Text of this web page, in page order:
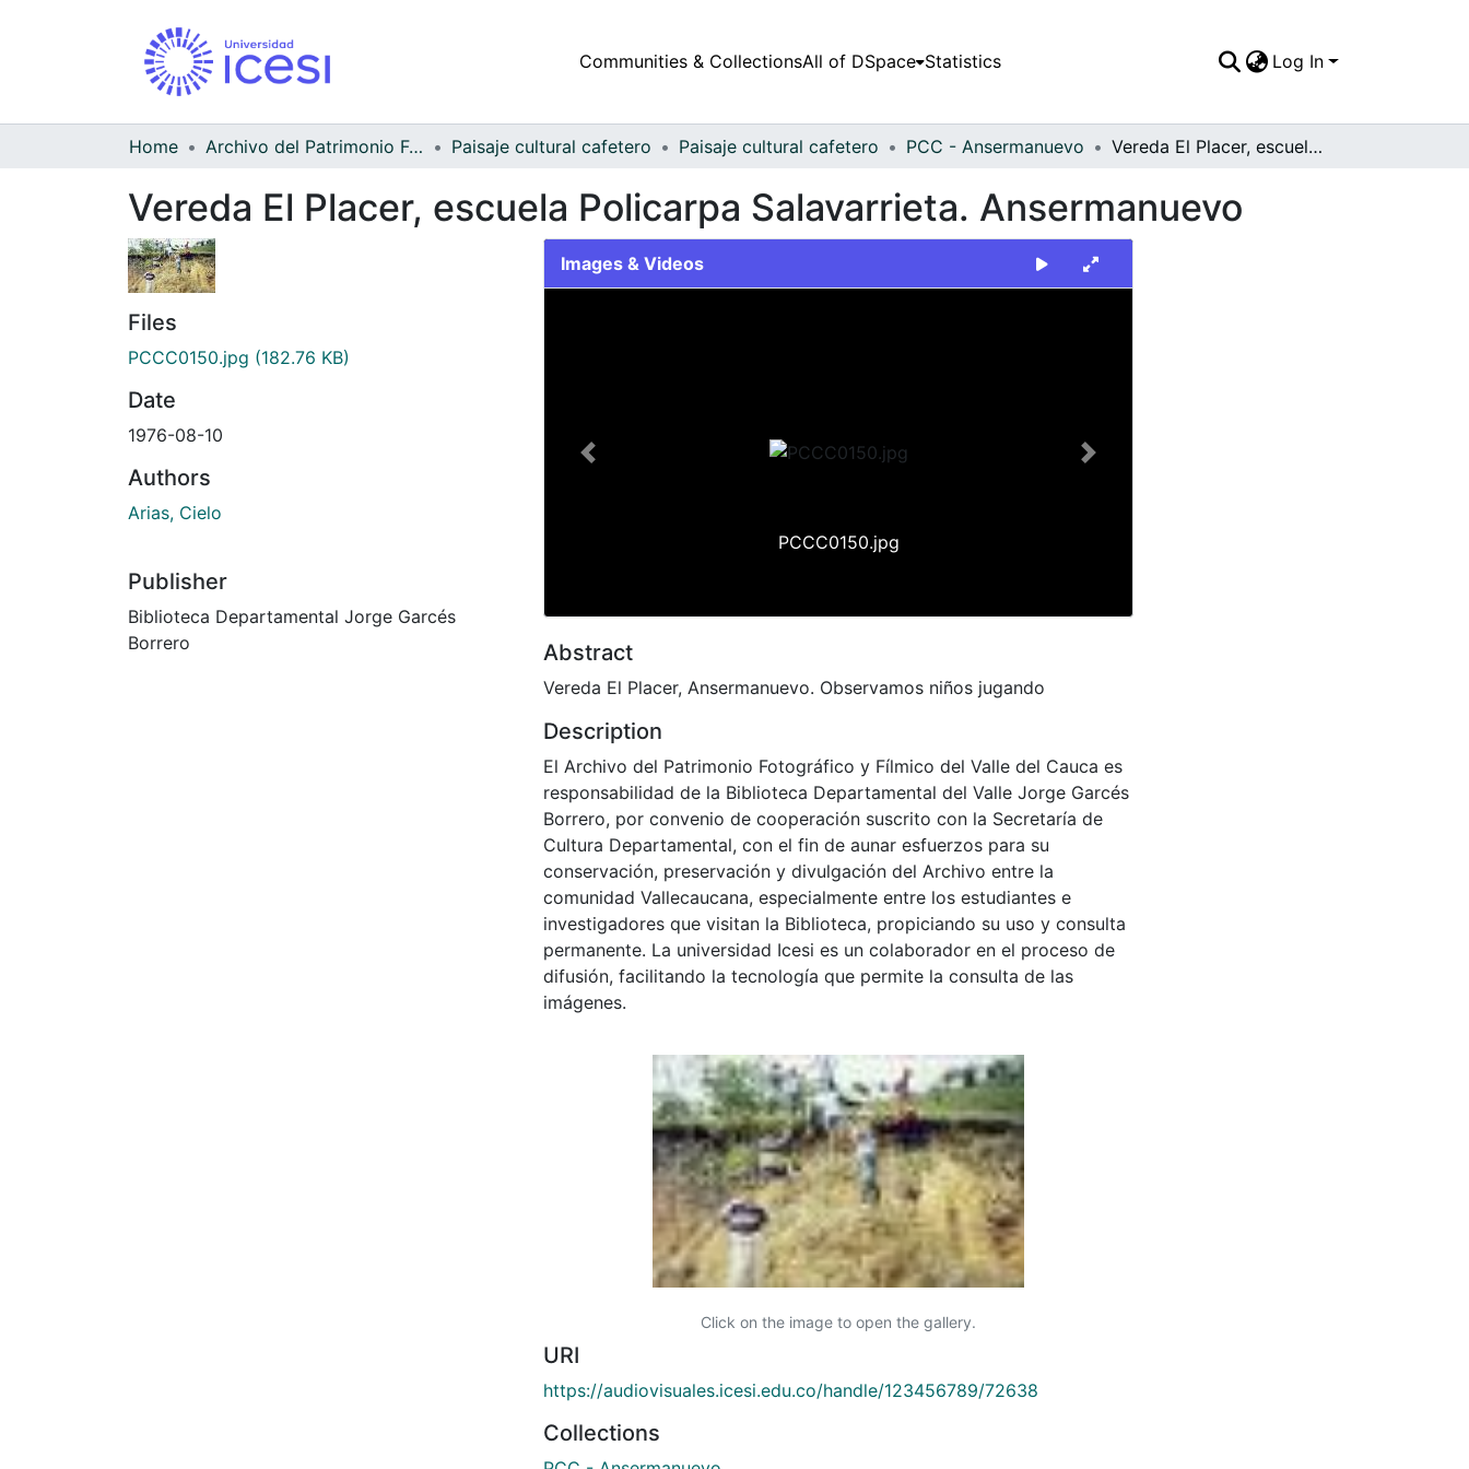
Communities & CollectionsAll of DSpace Statistics Log In
Home Archivo del Patrimonio Fotográfico y Fílmico del Valle del Cauca Paisaje cultural cafetero Paisaje cultural cafetero PCC - Ansermanuevo Vereda El Placer, escuela Policarpa Salavarrieta. Ansermanuevo
Vereda El Placer, escuela Policarpa Salavarrieta. Ansermanuevo
Files
PCCC0150.jpg (182.76 KB)
Date
1976-08-10
Authors
Arias, Cielo
Publisher
Biblioteca Departamental Jorge Garcés
Borrero
Images & Videos
PCCC0150.jpg
Previous Next
Abstract
Vereda El Placer, Ansermanuevo. Observamos niños jugando
Description
El Archivo del Patrimonio Fotográfico y Fílmico del Valle del Cauca es
responsabilidad de la Biblioteca Departamental del Valle Jorge Garcés
Borrero, por convenio de cooperación suscrito con la Secretaría de
Cultura Departamental, con el fin de aunar esfuerzos para su
conservación, preservación y divulgación del Archivo entre la
comunidad Vallecaucana, especialmente entre los estudiantes e
investigadores que visitan la Biblioteca, propiciando su uso y consulta
permanente. La universidad Icesi es un colaborador en el proceso de
difusión, facilitando la tecnología que permite la consulta de las
imágenes.
Click on the image to open the gallery.
URI
https://audiovisuales.icesi.edu.co/handle/123456789/72638
Collections